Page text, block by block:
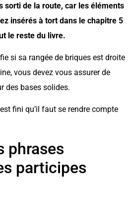
sorti de la route, car les éléments
insérés à tort dans le chapitre 5
le reste du livre.
si sa rangée de briques est droite
vous devez vous assurer de
des bases solides.
fini qu’il faut se rendre compte
phrases
participes